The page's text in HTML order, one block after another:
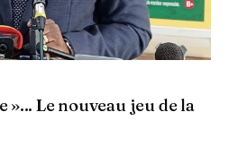
»... Le nouveau jeu de la